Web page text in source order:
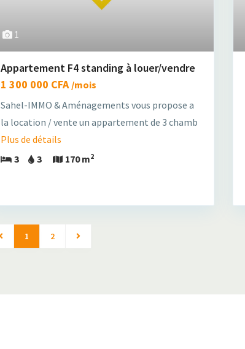
1
Appartement F4 standing à louer/vendre
1 300 000 CFA /mois
Sahel-IMMO & Aménagements vous propose a
la location / vente un appartement de 3 chamb
Plus de détails
3
3 170 m2
1 2